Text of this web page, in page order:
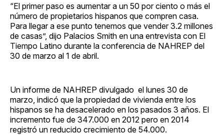
“El primer paso es aumentar a un 50 por ciento o más el
número de propietarios hispanos que compren casa.
Para llegar a ese punto tenemos que vender 3.2 millones
de casas”, dijo Palacios Smith en una entrevista con El
Tiempo Latino durante la conferencia de NAHREP del
30 de marzo al 1 de abril.
Un informe de NAHREP divulgado el lunes 30 de
marzo, indicó que la propiedad de vivienda entre los
hispanos se ha desacelerado en los pasados 3 años. El
incremento fue de 347.000 en 2012 pero en 2014
registró un reducido crecimiento de 54.000.